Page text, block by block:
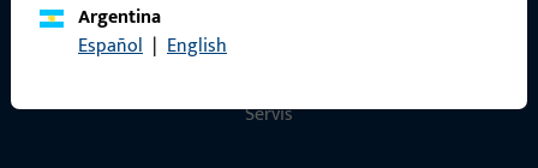
Argentina
Español | English
ProPoint servisni portal
Servis